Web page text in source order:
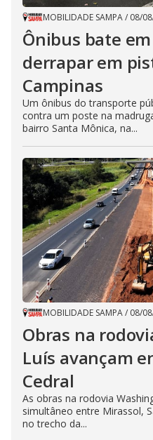
MOBILIDADE SAMPA/ 08/
Ônibus bate
derrapar em
Campinas
Um ônibus do transporte
contra um poste na
bairro Santa Mônica, na...
MOBILIDADE SAMPA/ 08/
Obras na
Luís avançam
Cedral
As obras na rodovia
simultâneo entre Mirassol,
no trecho da...